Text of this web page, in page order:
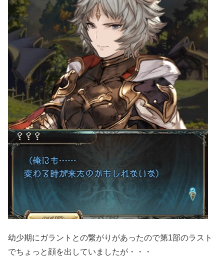
幼少期にガラントとの繋がりがあったので第1部のラスト
でちょっと顔を出していましたが・・・